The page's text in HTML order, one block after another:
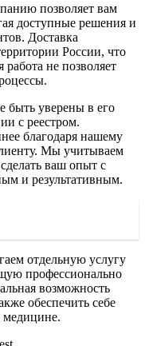
позволяет вам
доступные решения и
Доставка
России, что
не позволяет
быть уверены в его
с реестром.
благодаря нашему
Мы учитываем
ваш опыт с
и результативным.
отдельную услугу
профессионально
возможность
обеспечить себе
медицине.